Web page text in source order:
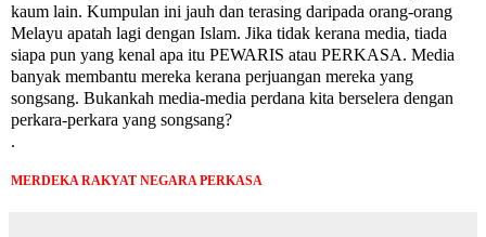
kaum lain. Kumpulan ini jauh dan terasing daripada orang-orang
Melayu apatah lagi dengan Islam. Jika tidak kerana media, tiada
siapa pun yang kenal apa itu PEWARIS atau PERKASA. Media
banyak membantu mereka kerana perjuangan mereka yang
songsang. Bukankah media-media perdana kita berselera dengan
perkara-perkara yang songsang?
.
MERDEKA RAKYAT NEGARA PERKASA